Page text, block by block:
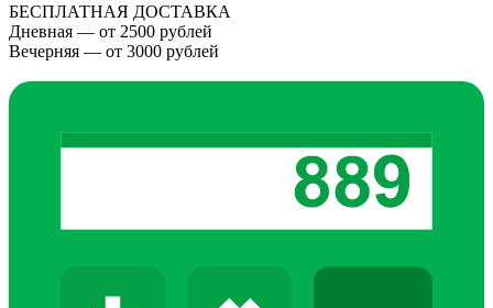
БЕСПЛАТНАЯ ДОСТАВКА
Дневная — от 2500 рублей
Вечерняя — от 3000 рублей